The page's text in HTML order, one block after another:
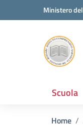
Vai ai contenuti
Vai al menu diMinistero
Scuola
Home